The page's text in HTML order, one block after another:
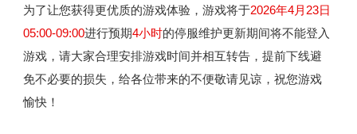
为了让您获得更优质的游戏体验，游戏将于2026年4月23日
05:00-09:00进行预期4小时的停服维护更新期间将不能登入
游戏，请大家合理安排游戏时间并相互转告，提前下线避
免不必要的损失，给各位带来的不便敬请见谅，祝您游戏
愉快！